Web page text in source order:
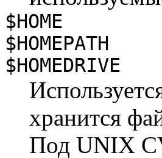
$HOME
$HOMEPATH
$HOMEDRIVE
хранится
Под UNIX